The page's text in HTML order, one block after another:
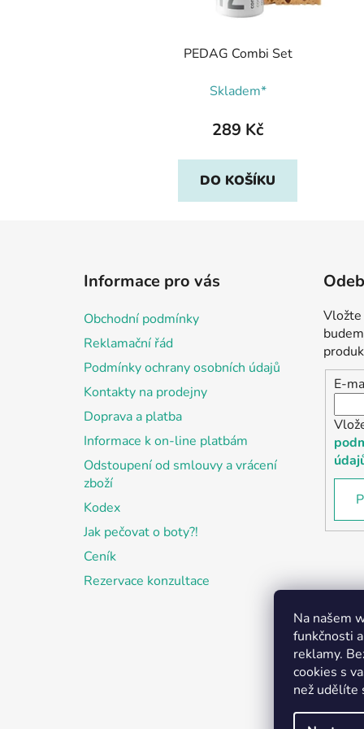
Na našem
funkčnosti
reklamy.
cookies s
než udělíte
PEDAG Combi Set
Skladem*
289 Kč
DO KOŠÍKU
Informace pro vás
Obchodní podmínky
Reklamační řád
Podmínky ochrany osobních údajů
Kontakty na prodejny
Doprava a platba
Informace k on-line platbám
Odstoupení od smlouvy a vrácení
zboží
Kodex
Jak pečovat o boty?!
Ceník
Rezervace konzultace
Vložte
E-